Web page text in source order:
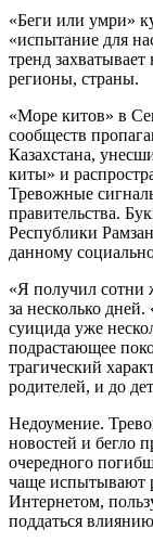
«Беги или умри»
«испытание для
тренд
регионы, страны.
«Море китов» в
сообществ
Казахстана,
киты» и
Тревожные
правительства.
Республики
данному
«Я получил сотни
за несколько
суицида уже
подрастающее
трагический
родителей, и до
Недоумение.
новостей и бегло
очередного
чаще испытывают
Интернетом,
поддаться